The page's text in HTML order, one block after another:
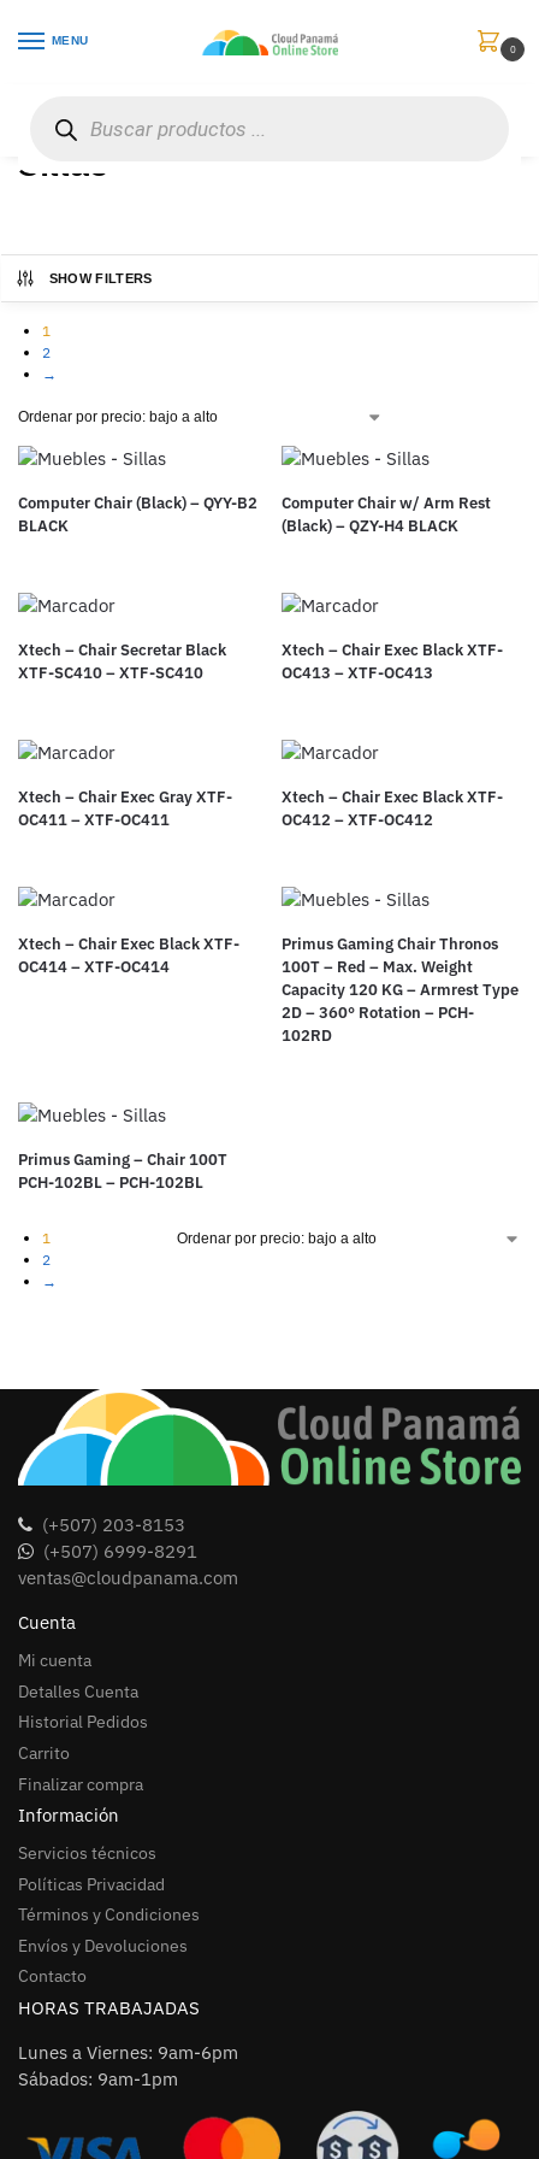
MENU
0
Sillas
SHOW FILTERS
1
2
→
Computer Chair (Black) – QYY-B2
BLACK
Computer Chair w/ Arm Rest
(Black) – QZY-H4 BLACK
Xtech – Chair Secretar Black
XTF-SC410 – XTF-SC410
Xtech – Chair Exec Black XTF-
OC413 – XTF-OC413
Xtech – Chair Exec Gray XTF-
OC411 – XTF-OC411
Xtech – Chair Exec Black XTF-
OC412 – XTF-OC412
Xtech – Chair Exec Black XTF-
OC414 – XTF-OC414
Primus Gaming Chair Thronos
100T – Red – Max. Weight
Capacity 120 KG – Armrest Type
2D – 360° Rotation – PCH-
102RD
Primus Gaming – Chair 100T
PCH-102BL – PCH-102BL
1
2
→
(+507) 203-8153
(+507) 6999-8291
ventas@cloudpanama.com
Cuenta
Mi cuenta
Detalles Cuenta
Historial Pedidos
Carrito
Finalizar compra
Información
Servicios técnicos
Políticas Privacidad
Términos y Condiciones
Envíos y Devoluciones
Contacto
HORAS TRABAJADAS
Lunes a Viernes: 9am-6pm
Sábados: 9am-1pm